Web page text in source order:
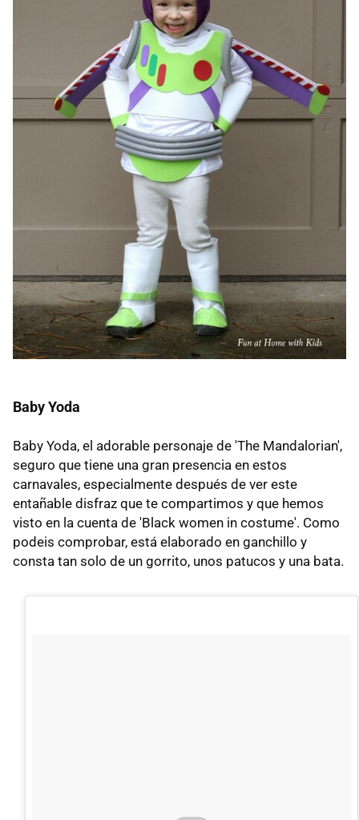
Baby Yoda
Baby Yoda, el adorable personaje de 'The Mandalorian',
seguro que tiene una gran presencia en estos
carnavales, especialmente después de ver este
entañable disfraz que te compartimos y que hemos
visto en la cuenta de 'Black women in costume'. Como
podeis comprobar, está elaborado en ganchillo y
consta tan solo de un gorrito, unos patucos y una bata.